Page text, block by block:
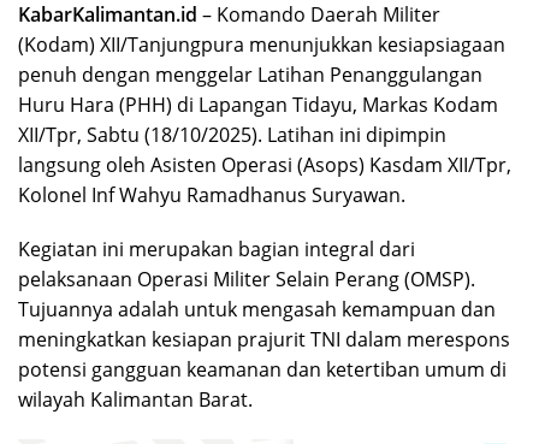
KabarKalimantan.id – Komando Daerah Militer
(Kodam) XII/Tanjungpura menunjukkan kesiapsiagaan
penuh dengan menggelar Latihan Penanggulangan
Huru Hara (PHH) di Lapangan Tidayu, Markas Kodam
XII/Tpr, Sabtu (18/10/2025). Latihan ini dipimpin
langsung oleh Asisten Operasi (Asops) Kasdam XII/Tpr,
Kolonel Inf Wahyu Ramadhanus Suryawan.
Kegiatan ini merupakan bagian integral dari
pelaksanaan Operasi Militer Selain Perang (OMSP).
Tujuannya adalah untuk mengasah kemampuan dan
meningkatkan kesiapan prajurit TNI dalam merespons
potensi gangguan keamanan dan ketertiban umum di
wilayah Kalimantan Barat.